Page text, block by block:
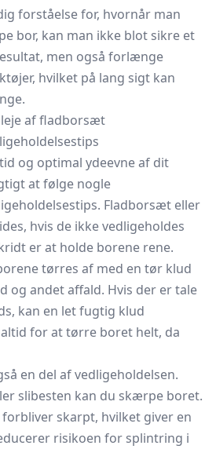
forståelse for, hvornår man
bor, kan man ikke blot sikre et
men også forlænge
hvilket på lang sigt kan
af fladborsæt
og optimal ydeevne af dit
at følge nogle
Fladborsæt eller
hvis de ikke vedligeholdes
er at holde borene rene.
tørres af med en tør klud
og andet affald. Hvis der er tale
kan en let fugtig klud
for at tørre boret helt, da
en del af vedligeholdelsen.
slibesten kan du skærpe boret.
skarpt, hvilket giver en
risikoen for splintring i